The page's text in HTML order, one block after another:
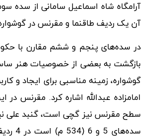
آرامگاه شاه اسماعیل سامانی از سده
آن یک ردیف طاقنما و مقرنس در
در سده‌های پنجم و ششم مقارن با
بازگشت به بعضی از خصوصیات هنر
گوشواره، زمینه مناسبی برای ایجاد و
امامزاده عبدالله اشاره کرد. مقرنس
سطح مقرنس نیز گچی است، گنبد علی